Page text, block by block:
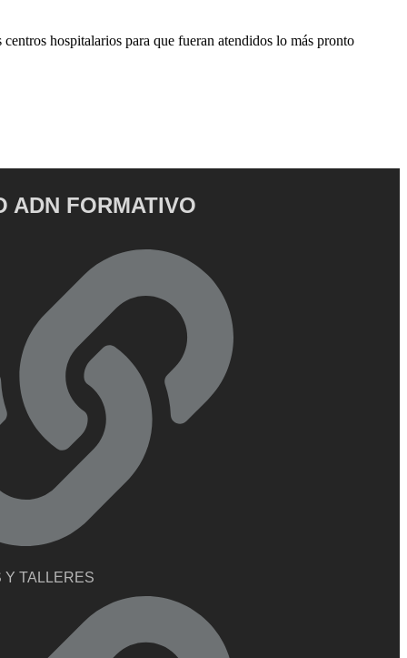
hospitalarios para que fueran atendidos lo más pronto
ADN FORMATIVO
Y TALLERES